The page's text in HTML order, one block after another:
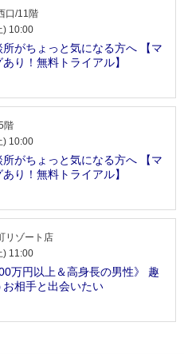
口/11階
) 10:00
所がちょっと気になる方へ 【マ
り！無料トライアル】
階
) 10:00
所がちょっと気になる方へ 【マ
り！無料トライアル】
リゾート店
) 11:00
万円以上＆高身長の男性》 趣
お相手と出会いたい